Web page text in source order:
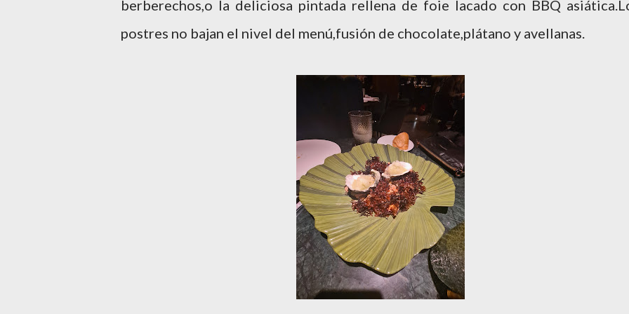
berberechos,o la deliciosa pintada rellena de foie lacado con BBQ
postres no bajan el nivel del menú,fusión de chocolate,plátano y avellanas.